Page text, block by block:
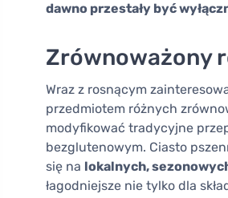
dawno przestały być
Zrównoważony
Wraz z rosnącym
przedmiotem różnych
modyfikować tradycyjne
bezglutenowym. Ciasto
się na lokalnych,
łagodniejsze nie tylko dla